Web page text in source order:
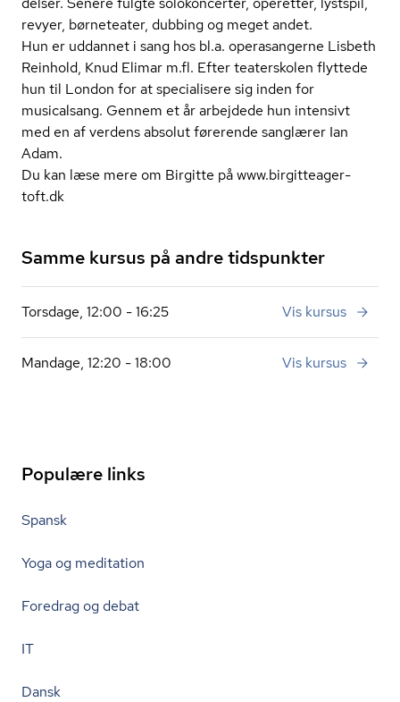
revyer, børneteater, dubbing og meget andet.
Hun er uddannet i sang hos bl.a. operasangerne Lisbeth
Reinhold, Knud Elimar m.fl. Efter teaterskolen flyttede
hun til London for at specialisere sig inden for
musicalsang. Gennem et år arbejdede hun intensivt
med en af verdens absolut førerende sanglærer Ian
Adam.
Du kan læse mere om Birgitte påwww.bir­git­te­a­ger­
toft.dk
Samme kursus på andre tidspunkter
Torsdage, 12:00 - 16:25 Vis kursus
Mandage, 12:20 - 18:00 Vis kursus
Populære links
Spansk
Yoga og meditation
Foredrag og debat
IT
Dansk